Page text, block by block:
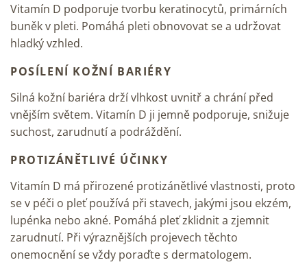
Vitamín D podporuje tvorbu keratinocytů, primárních
buněk v pleti. Pomáhá pleti obnovovat se a udržovat
hladký vzhled.
POSÍLENÍ KOŽNÍ BARIÉRY
Silná kožní bariéra drží vlhkost uvnitř a chrání před
vnějším světem. Vitamín D ji jemně podporuje, snižuje
suchost, zarudnutí a podráždění.
PROTIZÁNĚTLIVÉ ÚČINKY
Vitamín D má přirozené protizánětlivé vlastnosti, proto
se v péči o pleť používá při stavech, jakými jsou ekzém,
lupénka nebo akné. Pomáhá pleť zklidnit a zjemnit
zarudnutí. Při výraznějších projevech těchto
onemocnění se vždy poraďte s dermatologem.